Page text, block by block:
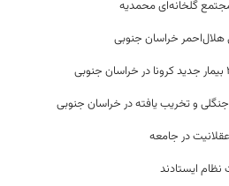
جنگلی و تخریب یافته در خراسان جنوبی
در جامعه
نظام ایستادند